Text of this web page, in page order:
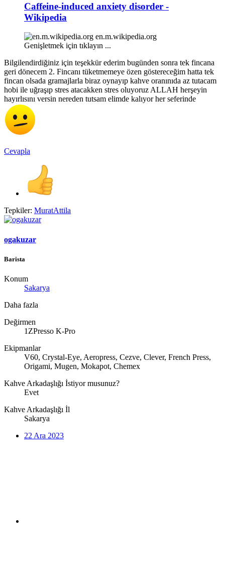
Caffeine-induced anxiety disorder -
Wikipedia
en.m.wikipedia.org
Genişletmek için tıklayın ...
Bilgilendirdiğiniz için teşekkür ederim bugünden sonra tek fincana
geri dönecem 2. Fincanı tüketmemeye özen göstereceğim hatta tek
fincan olsada gramajlarla biraz oynayıp kahve oranınıda az tutacam
hobi ile uğraşıp stres atacakken stres oluyoruz ALLAH herşeyin
hayırlısını versin nereden tutsam elimde kalıyor her seferinde
Cevapla
Tepkiler: MuratAttila
ogakuzar
Barista
Konum
Sakarya
Daha fazla
Değirmen
1ZPresso K-Pro
Ekipmanlar
V60, Crystal-Eye, Aeropress, Cezve, Clever, French Press,
Origami, Mugen, Mokapot, Chemex
Kahve Arkadaşlığı İstiyor musunuz?
Evet
Kahve Arkadaşlığı İl
Sakarya
22 Ara 2023